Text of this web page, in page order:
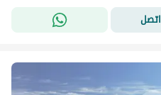
اتصل